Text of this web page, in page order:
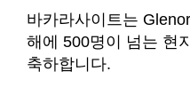
바카라사이트는
해에 500명이 넘는 현
축하합니다.